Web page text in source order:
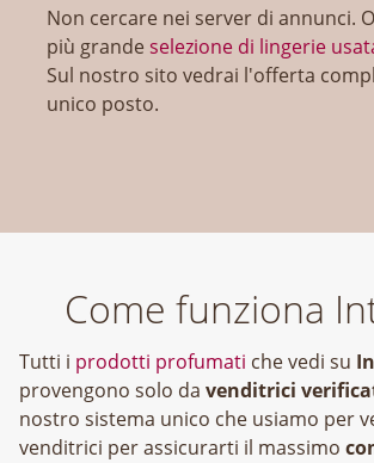
Non cercare nei server di annunci.
più grandeselezione di lingerie
Sul nostro sito vedrai l'offerta
unico posto.
Come funziona
Tutti i prodotti profumati che vedi su
provengono solo da venditrici
nostro sistema unico che usiamo per
venditrici per assicurarti il massimo